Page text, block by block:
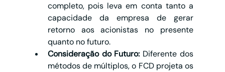
completo, pois leva em conta tanto a
capacidade da empresa de gerar
retorno aos acionistas no presente
quanto no futuro.
Consideração do Futuro: Diferente dos
métodos de múltiplos, o FCD projeta os